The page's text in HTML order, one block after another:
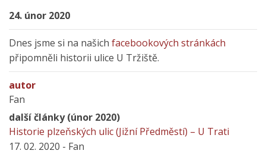
24. únor 2020
Dnes jsme si na našich facebookových stránkách
připomněli historii ulice U Tržiště.
autor
Fan
další články (únor 2020)
Historie plzeňských ulic (Jižní Předměstí) – U Trati
17. 02. 2020 - Fan